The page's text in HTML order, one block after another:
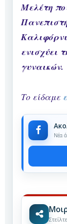
Μελέτη
ενισχύει
γυναικών.
Το είδαμε
Νέα